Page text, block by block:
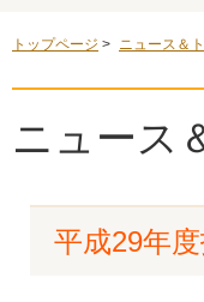
トップページ > ニュース＆
ニュース
平成29年